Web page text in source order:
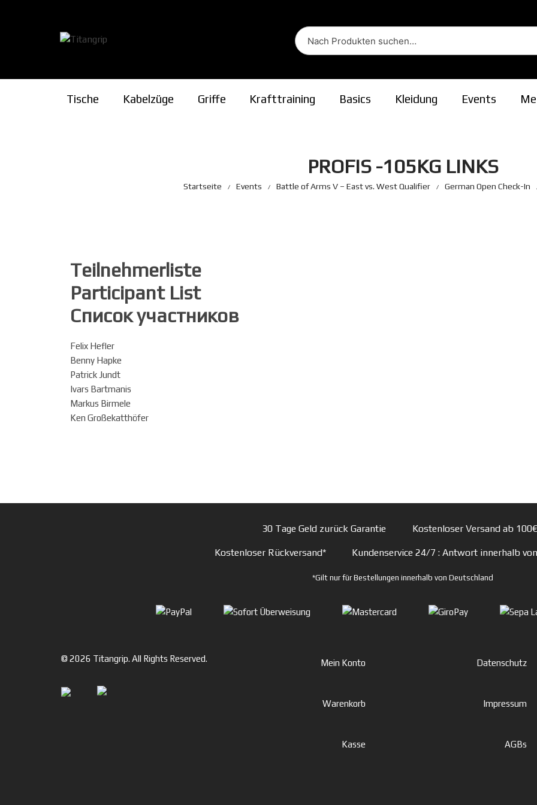
Tische Kabelzüge Griffe
Rising
Krafttraining Basics Kleidung Events
PROFIS -105KG LINKS
Startseite Events Battle of Arms V – East vs. West Qualifier German Open Check-In
Teilnehmerliste
Participant List
Список участников
Felix Hefler
Benny Hapke
Patrick Jundt
Ivars Bartmanis
Markus Birmele
Ken Großekatthöfer
30 Tage Geld zurück Garantie Kostenloser Versand ab
Kostenloser Rückversand* Kundenservice 24/7 : Antwort innerhalb
*Gilt nur für Bestellungen innerhalb von Deutschland
© 2026 Titangrip. All Rights Reserved. Mein Konto
Warenkorb
Kasse
Datenschutz
Impressum
AGBs